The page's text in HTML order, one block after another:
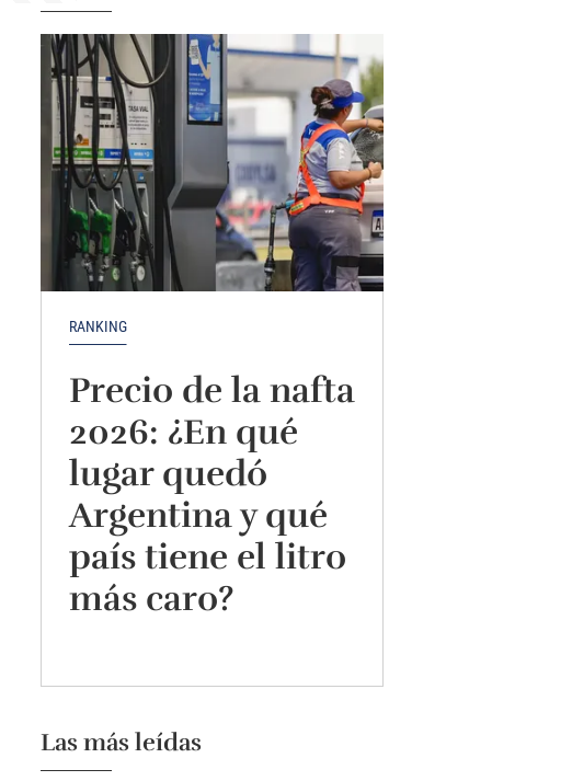
RANKING
Precio de la nafta
2026: ¿En qué
lugar quedó
Argentina y qué
país tiene el litro
más caro?
Las más leídas